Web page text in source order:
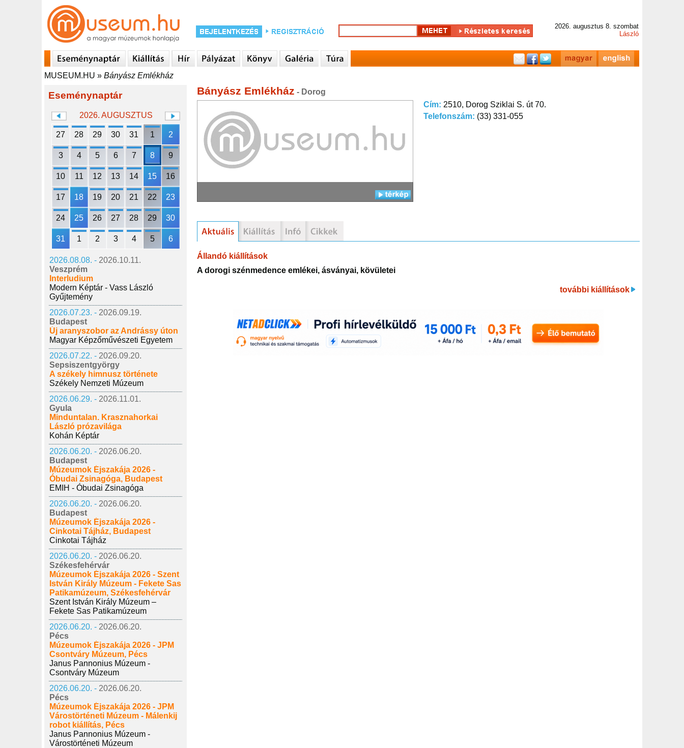
2026. augusztus 8. szombat
László
MUSEUM.HU » Bányász Emlékház
Eseménynaptár
2026. AUGUSZTUS
27 28 29 30 31 1 2
3 4 5 6 7 8 9
10 11 12 13 14 15 16
17 18 19 20 21 22 23
24 25 26 27 28 29 30
31 1 2 3 4 5 6
2026.08.08. - 2026.10.11.
Veszprém
Interludium
Modern Képtár - Vass László
Gyűjtemény
2026.07.23. - 2026.09.19.
Budapest
Új aranyszobor az Andrássy úton
Magyar Képzőművészeti Egyetem
2026.07.22. - 2026.09.20.
Sepsiszentgyörgy
A székely himnusz története
Székely Nemzeti Múzeum
2026.06.29. - 2026.11.01.
Gyula
Minduntalan. Krasznahorkai
László prózavilága
Kohán Képtár
2026.06.20. - 2026.06.20.
Budapest
Múzeumok Éjszakája 2026 -
Óbudai Zsinagóga, Budapest
EMIH - Óbudai Zsinagóga
2026.06.20. - 2026.06.20.
Budapest
Múzeumok Éjszakája 2026 -
Cinkotai Tájház, Budapest
Cinkotai Tájház
2026.06.20. - 2026.06.20.
Székesfehérvár
Múzeumok Éjszakája 2026 - Szent
István Király Múzeum - Fekete Sas
Patikamúzeum, Székesfehérvár
Szent István Király Múzeum –
Fekete Sas Patikamúzeum
2026.06.20. - 2026.06.20.
Pécs
Múzeumok Éjszakája 2026 - JPM
Csontváry Múzeum, Pécs
Janus Pannonius Múzeum -
Csontváry Múzeum
2026.06.20. - 2026.06.20.
Pécs
Múzeumok Éjszakája 2026 - JPM
Várostörténeti Múzeum - Málenkij
robot kiállítás, Pécs
Janus Pannonius Múzeum -
Várostörténeti Múzeum
Bányász Emlékház - Dorog
Cím: 2510, Dorog Sziklai S. út 70.
Telefonszám: (33) 331-055
Állandó kiállítások
A dorogi szénmedence emlékei, ásványai, kövületei
további kiállítások